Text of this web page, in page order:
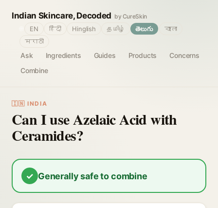
Indian Skincare, Decoded by CureSkin
Ask Ingredients Guides Products
Concerns
Combine
EN हिंदी Hinglish தமிழ் తెలుగు
বাংলা
मराठी
🇮🇳 INDIA
Can I use Azelaic Acid with
Ceramides?
✓ Generally safe to combine